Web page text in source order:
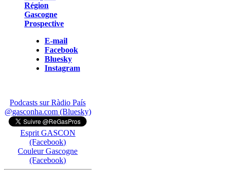
Région
Gascogne
Prospective
E-mail
Facebook
Bluesky
Instagram
Podcasts sur Ràdio País
@gasconha.com (Bluesky)
Esprit GASCON
(Facebook)
Couleur Gascogne
(Facebook)